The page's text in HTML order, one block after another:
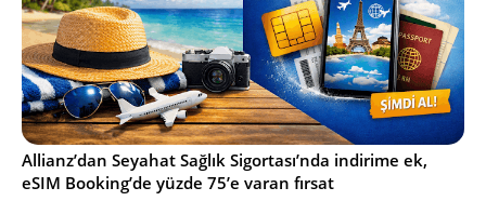
Allianz’dan Seyahat Sağlık Sigortası’nda indirime ek,
eSIM Booking’de yüzde 75’e varan fırsat